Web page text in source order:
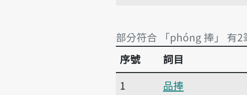
部分符合 「phóng 捧」 有2
部分符合 「phóng 捧」 有2筆
序號 詞目
1
品捧